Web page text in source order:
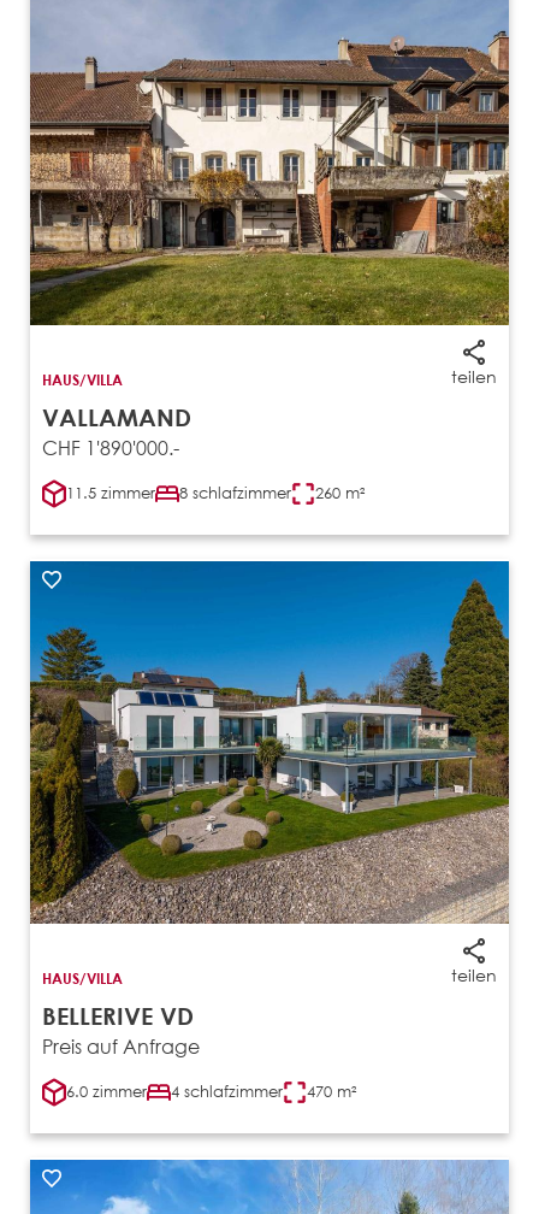
teilen
HAUS/VILLA
VALLAMAND
CHF 1'890'000.-
11.5 zimmer 8 schlafzimmer 260 m²
teilen
HAUS/VILLA
BELLERIVE VD
Preis auf Anfrage
6.0 zimmer 4 schlafzimmer 470 m²